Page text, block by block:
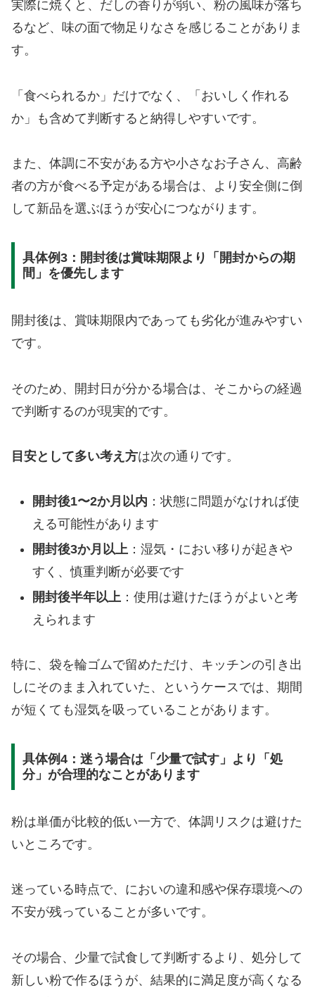
実際に焼くと、だしの香りが弱い、粉の風味が落ち
るなど、味の面で物足りなさを感じることがありま
す。
「食べられるか」だけでなく、「おいしく作れる
か」も含めて判断すると納得しやすいです。
また、体調に不安がある方や小さなお子さん、高齢
者の方が食べる予定がある場合は、より安全側に倒
して新品を選ぶほうが安心につながります。
具体例3：開封後は賞味期限より「開封からの期
間」を優先します
開封後は、賞味期限内であっても劣化が進みやすい
です。
そのため、開封日が分かる場合は、そこからの経過
で判断するのが現実的です。
目安として多い考え方は次の通りです。
開封後1〜2か月以内 ：状態に問題がなければ使
える可能性があります
開封後3か月以上 ：湿気・におい移りが起きや
すく、慎重判断が必要です
開封後半年以上 ：使用は避けたほうがよいと考
えられます
特に、袋を輪ゴムで留めただけ、キッチンの引き出
しにそのまま入れていた、というケースでは、期間
が短くても湿気を吸っていることがあります。
具体例4：迷う場合は「少量で試す」より「処
分」が合理的なことがあります
粉は単価が比較的低い一方で、体調リスクは避けた
いところです。
迷っている時点で、においの違和感や保存環境への
不安が残っていることが多いです。
その場合、少量で試食して判断するより、処分して
新しい粉で作るほうが、結果的に満足度が高くなる